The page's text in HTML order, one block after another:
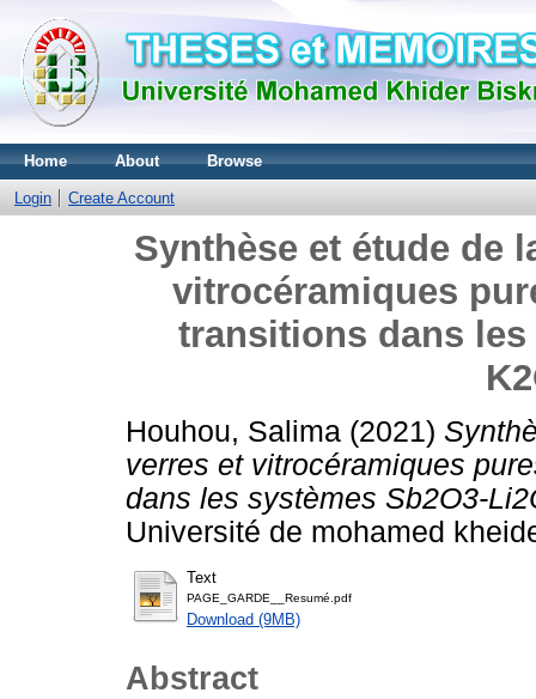
Home About Browse
Login Create Account
Synthèse et étude de
vitrocéramiques
transitions dans les
Houhou, Salima (2021)
verres et vitrocéramiques
dans les systèmes Sb2O3-
Université de mohamed
Text
PAGE_GARDE__Resumé.pdf
Download (9MB)
Abstract